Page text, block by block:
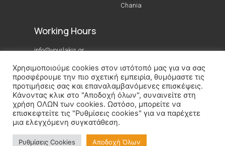
Chania
Working Hours
info@vourlakis.gr
17th km Palaias Ethnikis Odou Chanion - Kissamou
Pyrgos Psilonerou, Chania
Χρησιμοποιούμε cookies στον ιστότοπό μας για να σας
προσφέρουμε την πιο σχετική εμπειρία, θυμόμαστε τις
προτιμήσεις σας και επαναλαμβανόμενες επισκέψεις.
Κάνοντας κλικ στο "Αποδοχή όλων", συναινείτε στη
χρήση ΟΛΩΝ των cookies. Ωστόσο, μπορείτε να
επισκεφτείτε τις "Ρυθμίσεις cookies" για να παρέχετε
μια ελεγχόμενη συγκατάθεση.
Ρυθμίσεις Cookies Αποδοχή Όλων